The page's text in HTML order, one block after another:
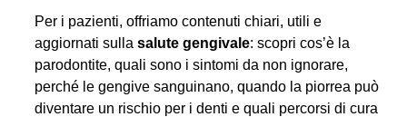
Per i pazienti, offriamo contenuti chiari, utili e
aggiornati sullasalute gengivale: scopri cos’è la
parodontite, quali sono i sintomi da non ignorare,
perché le gengive sanguinano, quando la piorrea può
diventare un rischio per i denti e quali percorsi di cura